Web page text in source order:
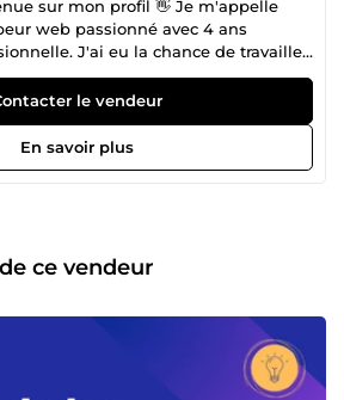
profil 👋 Je m'appelle
web passionné avec 4 ans
J'ai eu la chance de travailler
en utilisant une variété de
et de technologies web. Par
sur ComeUp depuis 2021, avec
client de 98% et plus de 25
avec succès. Cela témoigne de mon
sensibilité artistique et une capacité
modernes et esthétiques pour vos
le vendeur
En savoir plus
ce vendeur